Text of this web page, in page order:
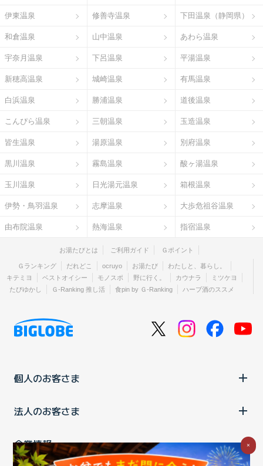
伊東温泉 修善寺温泉 下田温泉（静岡県）
和倉温泉 山中温泉 あわら温泉
宇奈月温泉 下呂温泉 平湯温泉
新穂高温泉 城崎温泉 有馬温泉
白浜温泉 勝浦温泉 道後温泉
こんぴら温泉 三朝温泉 玉造温泉
皆生温泉 湯原温泉 別府温泉
黒川温泉 霧島温泉 酸ヶ湯温泉
玉川温泉 日光湯元温泉 箱根温泉
伊勢・鳥羽温泉 志摩温泉 大歩危祖谷温泉
由布院温泉 熱海温泉 指宿温泉
お湯たびとは ご利用ガイド Ｇポイント
Ｇランキング だれどこ ocruyo お湯たび
わたしと、暮らし。
キテミヨ
ベストオイシー モノスポ 野に行く。 カウナラ
ミツケヨ
たびゆかし
Ｇ-Ranking 推し活 食pin by Ｇ-Ranking ハーブ酒のススメ
個人のお客さま
法人のお客さま
企業情報 ×